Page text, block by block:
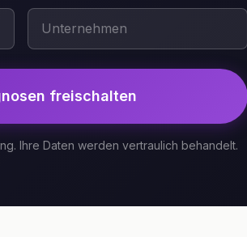
freischalten
Ihre Daten werden vertraulich behandelt.